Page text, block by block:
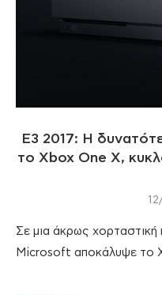
E3 2017: Η
το Xbox One X,
Σε μια άκρως
Microsoft αποκάλυψε το